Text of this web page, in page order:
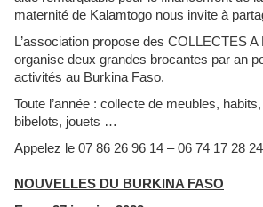
maternité de Kalamtogo nous invite à
L’association propose des COLLECTES
organise deux grandes brocantes par an
activités au Burkina Faso.
Toute l’année : collecte de meubles,
bibelots, jouets …
Appelez le 07 86 26 96 14 – 06 74 17 28
NOUVELLES DU BURKINA FASO